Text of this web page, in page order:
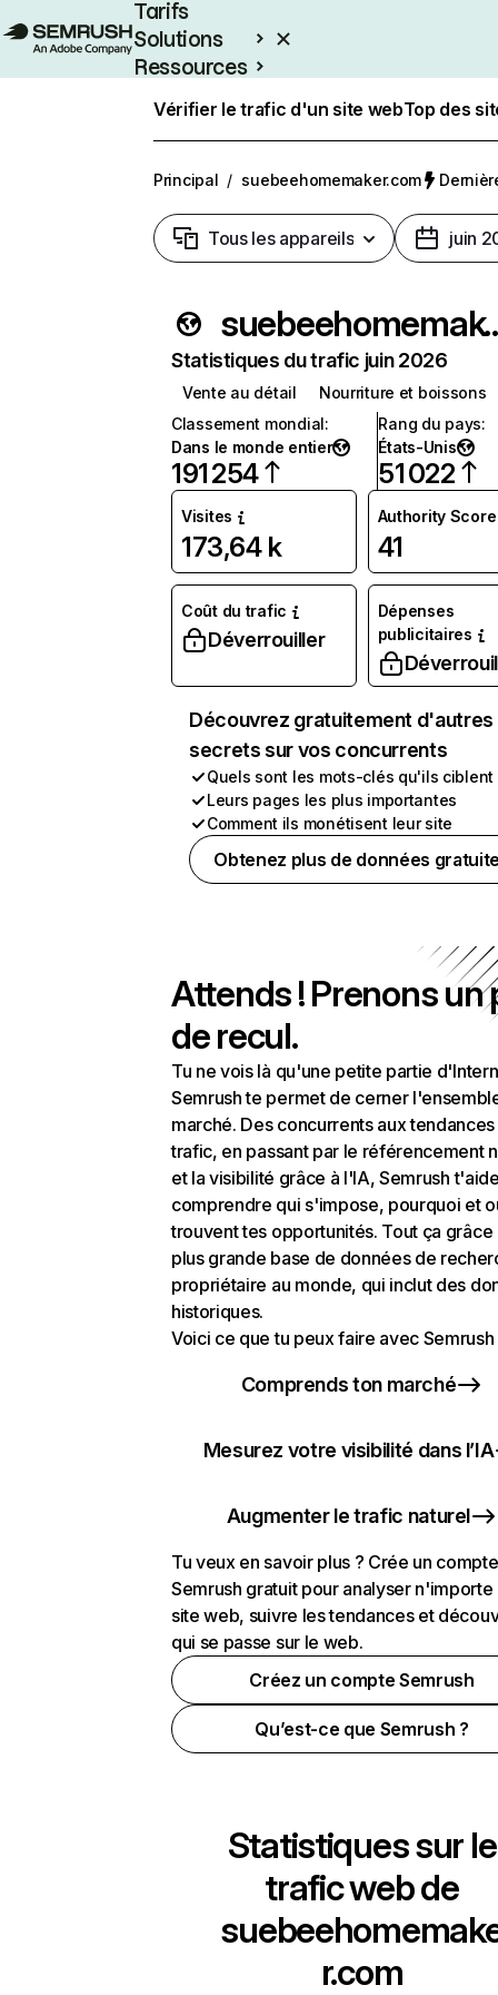
Tarifs
Solutions
Ressources
Vérifier le trafic d'un site webTop des
Principal / suebeehomemaker.com
Tous les appareils juin
Statistiques du trafic juin 2026
Vente au détail
Nourriture et boissons
Classement mondial:
Dans le monde entier
191 254
Rang du pays:
États-Unis
51 022
Visites
173,64 k
Authority Score
41
Coût du trafic
Déverrouiller
Dépenses
publicitaires
Découvrez gratuitement d'autres
secrets sur vos concurrents
Quels sont les mots-clés qu'ils ciblent
Leurs pages les plus importantes
Comment ils monétisent leur site
Obtenez plus de données
Attends ! Prenons un
de recul.
Tu ne vois là qu'une petite partie
Semrush te permet de cerner
marché. Des concurrents aux
trafic, en passant par le référencement
et la visibilité grâce à l'IA, Semrush
comprendre qui s'impose, pourquoi et
trouvent tes opportunités. Tout ça grâce
plus grande base de données de
propriétaire au monde, qui inclut des
historiques.
Voici ce que tu peux faire avec Semrush
Comprends ton marché
Mesurez votre visibilité dans l’IA
Augmenter le trafic naturel
Tu veux en savoir plus ? Crée un compte
Semrush gratuit pour analyser n'importe
site web, suivre les tendances et
qui se passe sur le web.
Créez un compte Semrush
Qu’est-ce que Semrush ?
Statistiques sur le
trafic web de
r.com